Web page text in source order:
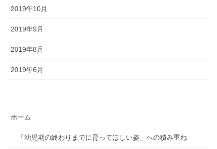
2019年10月
2019年9月
2019年8月
2019年6月
ホーム
「幼児期の終わりまでに育ってほしい姿」への積み重ね